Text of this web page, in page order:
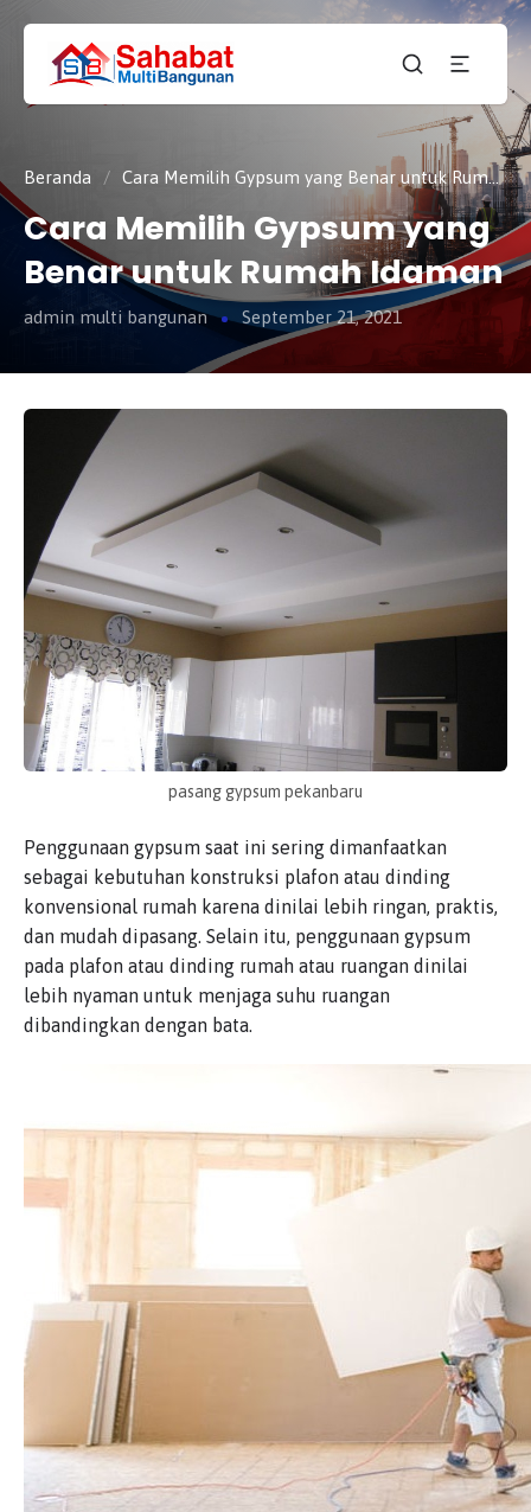
CV.
SAHABAT
MULTI
BANGUNAN
Sahabat
Pembangunan Anda
Beranda / Cara Memilih Gypsum yang Benar untuk Rumah Idaman
Cara Memilih Gypsum yang
Benar untuk Rumah Idaman
admin multi bangunan September 21, 2021
pasang gypsum pekanbaru
Penggunaan gypsum saat ini sering dimanfaatkan
sebagai kebutuhan konstruksi plafon atau dinding
konvensional rumah karena dinilai lebih ringan, praktis,
dan mudah dipasang. Selain itu, penggunaan gypsum
pada plafon atau dinding rumah atau ruangan dinilai
lebih nyaman untuk menjaga suhu ruangan
dibandingkan dengan bata.